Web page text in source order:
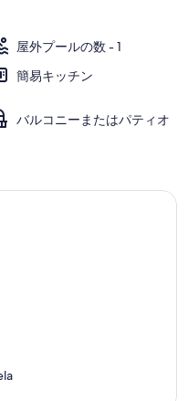
屋外プールの数 - 1
簡易キッチン
バルコニーまたはパティオ